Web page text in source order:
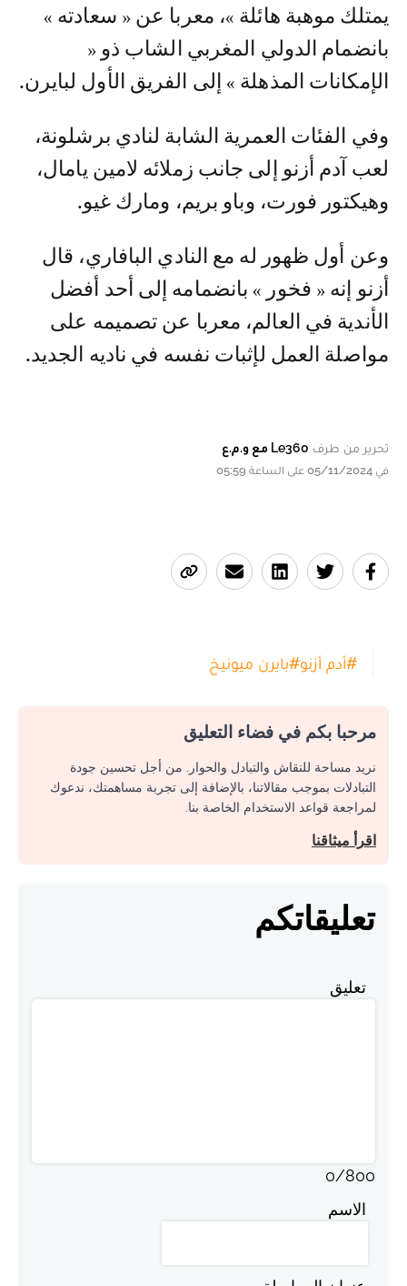
يمتلك موهبة هائلة »، معربا عن « سعادته »
بانضمام الدولي المغربي الشاب ذو «
الإمكانات المذهلة » إلى الفريق الأول لبايرن.
وفي الفئات العمرية الشابة لنادي برشلونة،
لعب آدم أزنو إلى جانب زملائه لامين يامال،
وهيكتور فورت، وباو بريم، ومارك غيو.
وعن أول ظهور له مع النادي البافاري، قال
أزنو إنه « فخور » بانضمامه إلى أحد أفضل
الأندية في العالم، معربا عن تصميمه على
مواصلة العمل لإثبات نفسه في ناديه الجديد.
تحرير من طرف Le360 مع و.م.ع
في 05/11/2024 على الساعة 05:59
#أدم أزنو#بايرن ميونيخ
مرحبا بكم في فضاء التعليق
نريد مساحة للنقاش والتبادل والحوار. من أجل تحسين جودة
التبادلات بموجب مقالاتنا، بالإضافة إلى تجربة مساهمتك، ندعوك
لمراجعة قواعد الاستخدام الخاصة بنا.
اقرأ ميثاقنا
تعليقاتكم
تعليق
0/800
الاسم